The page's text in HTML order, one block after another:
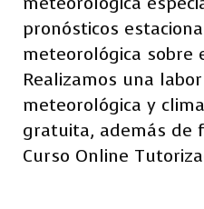
pronósticos
meteorológica sobre
Realizamos una
meteorológica y
gratuita, además de
Curso Online